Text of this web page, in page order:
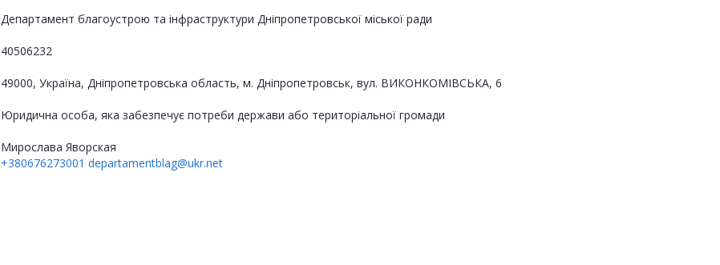
Департамент благоустрою та інфраструктури Дніпропетровської міської ради
40506232
49000, Україна, Дніпропетровська область, м. Дніпропетровськ, вул. ВИКОНКОМІВСЬКА, 6
Юридична особа, яка забезпечує потреби держави або територіальної громади
Мирослава Яворская
+380676273001 departamentblag@ukr.net